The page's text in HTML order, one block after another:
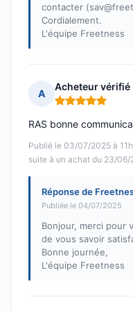
contacter
Cordialement.
L'équipe Freetness
A
Acheteur vérifié
Note : 5 sur 5
Publié le 03/07/2025 à
suite à un achat du 23/06/
RAS bonne
Réponse de
Publiée le 04/07/2025
Bonjour, merci pour
de vous savoir
Bonne journée,
L'équipe Freetness